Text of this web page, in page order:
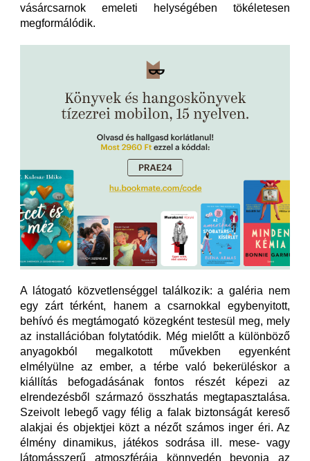
vásárcsarnok emeleti helységében tökéletesen
megformálódik.
A látogató közvetlenséggel találkozik: a galéria nem
egy zárt térként, hanem a csarnokkal egybenyitott,
behívó és megtámogató közegként testesül meg, mely
az installációban folytatódik. Még mielőtt a különböző
anyagokból megalkotott művekben egyenként
elmélyülne az ember, a térbe való bekerüléskor a
kiállítás befogadásának fontos részét képezi az
elrendezésből származó összhatás megtapasztalása.
Szeivolt lebegő vagy félig a falak biztonságát kereső
alakjai és objektjei közt a nézőt számos inger éri. Az
élmény dinamikus, játékos sodrása ill. mese- vagy
látomásszerű atmoszférája könnyedén bevonja az